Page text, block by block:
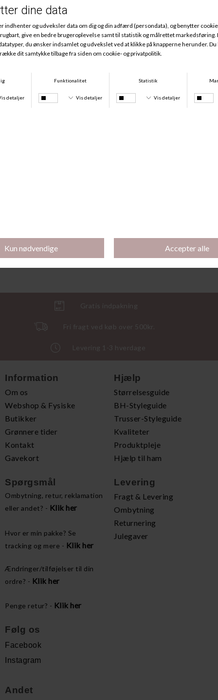
Køb 2 stk for 500 kr.
Naturana Minimizer, Flanell
Naturana Maxi, Black
DKK 269,95
Naturana Maxi, Moonlight Blue
DKK 249,00DKK 174,30
Gratis indpakning
Fri fragt ved køb over 500kr.
Levering 1-3 hverdage
Information
Om os
Webshop & Fysiske
Butikker
Grønnere tider
Kontakt
Gavekort
Hjælp
Størrelsesguide
BH-Styleguide
Trusser-Styleguide
Kvaliteter
Produktpleje
Hjælp til ham
Spørgsmål
Ombytning, retur, reklamation
eller andet? - Klik her
Hvor er min pakke? Se
tracking og mere - Klik her
Ændringer/tilføjelser til din
ordre? - Klik her
Penge retur? - Klik her
Levering
Fragt & Levering
Ombytning
Returnering
Julegaver
Følg os
Facebook
Instagram
Andet